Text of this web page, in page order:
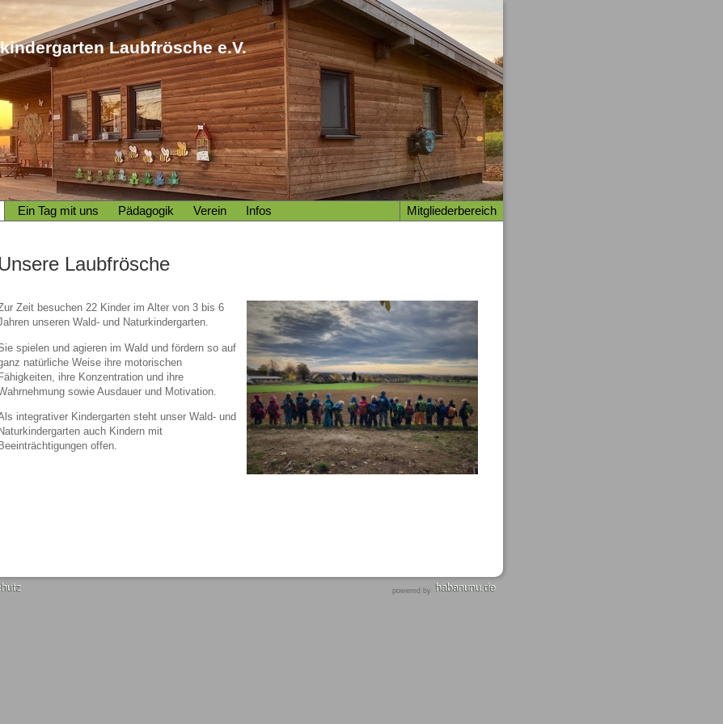
Laubfrösche e.V.
Ein Tag mit uns Pädagogik Verein Infos Mitgliederbereich
Laubfrösche
Zeit besuchen 22 Kinder im Alter von 3 bis 6
unseren Wald- und Naturkindergarten.
spielen und agieren im Wald und fördern so auf
natürliche Weise ihre motorischen
Fähigkeiten, ihre Konzentration und ihre
sowie Ausdauer und Motivation.
integrativer Kindergarten steht unser Wald- und
Naturkindergarten auch Kindern mit
Beeinträchtigungen offen.
powered by habanunu.de